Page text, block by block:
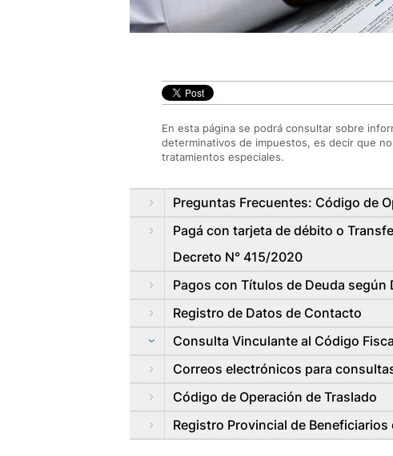
En esta página se podrá consultar sobre
determinativos de impuestos, es decir que
tratamientos especiales.
Preguntas Frecuentes: Código de
Pagá con tarjeta de débito o
Decreto N° 415/2020
Pagos con Títulos de Deuda según
Registro de Datos de Contacto
Consulta Vinculante al Código
Correos electrónicos para
Código de Operación de Traslado
Registro Provincial de